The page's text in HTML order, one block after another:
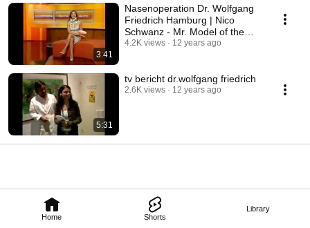
Home Shorts
Library
3:41
Nasenoperation Dr. Wolfgang
Friedrich Hamburg | Nico
Schwanz - Mr. Model of the
World
4.2K views 12 years ago
5:31
tv bericht dr.wolfgang friedrich
2.6K views 12 years ago